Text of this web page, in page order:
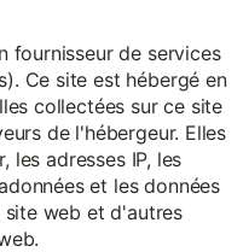
fournisseur de services
Ce site est hébergé en
collectées sur ce site
de l'hébergeur. Elles
les adresses IP, les
et les données
web et d'autres